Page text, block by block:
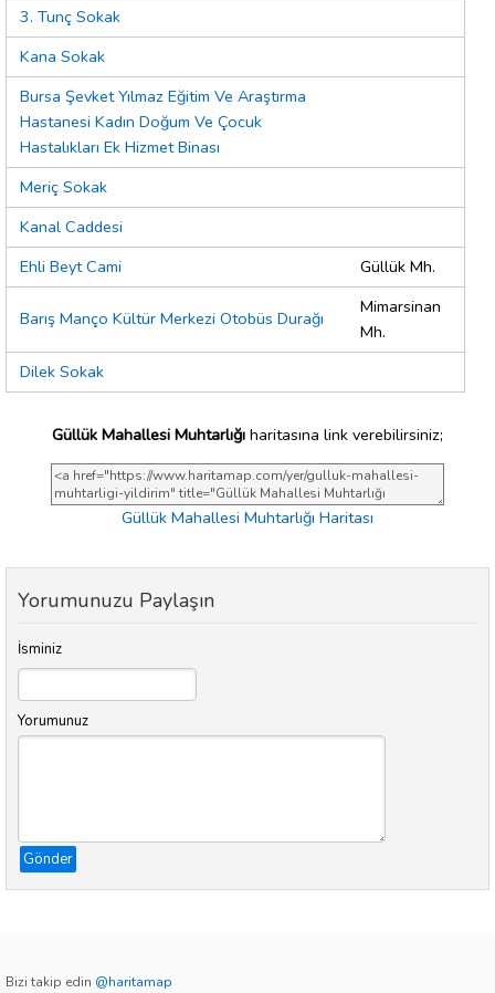
3. Tunç Sokak
Kana Sokak
Bursa Şevket Yılmaz Eğitim Ve Araştırma
Hastanesi Kadın Doğum Ve Çocuk
Hastalıkları Ek Hizmet Binası
Meriç Sokak
Kanal Caddesi
Ehli Beyt Cami
Güllük Mh.
Barış Manço Kültür Merkezi Otobüs Durağı
Mimarsinan
Mh.
Dilek Sokak
Güllük Mahallesi Muhtarlığı haritasına link verebilirsiniz;
Güllük Mahallesi Muhtarlığı Haritası
Yorumunuzu Paylaşın
İsminiz
Yorumunuz
Gönder
Bizi takip edin @haritamap